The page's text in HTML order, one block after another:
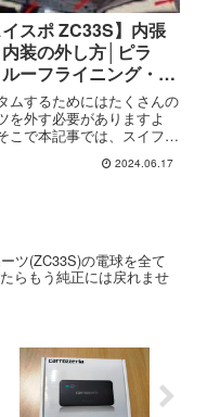
イスポ ZC33S】内張
装の外し方│ピラ
ーフライニング・ル
ラーなど
ムするためにはたくさんの
を外す必要がありますよ
こで本記事では、スイフト
の部分）の外し方について
2024.06.17
ツ(ZC33S)の電球を全て
らもう純正には戻れませ